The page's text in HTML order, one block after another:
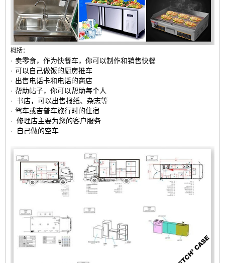
概括：
· 卖零食，作为快餐车，你可以制作和销售快餐
· 可以自己做饭的厨房推车
· 出售电话卡和电话的商店
· 帮助帖子，你可以帮助每个人
· 书店，可以出售报纸、杂志等
· 驾车或吉普车旅行时的住宿
· 修理店主要为您的客户服务
· 自己做的空车